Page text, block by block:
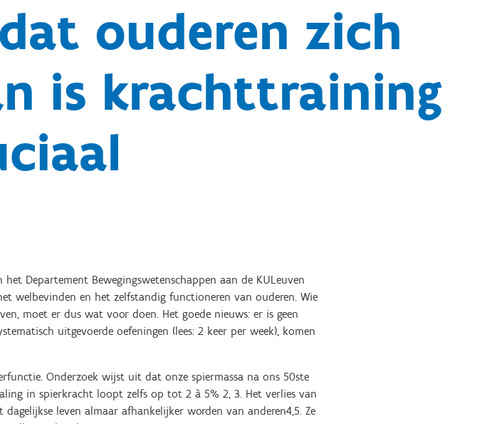
ouderen zich
is krachttraining
Departement Bewegingswetenschappen aan de KULeuven
welbevinden en het zelfstandig functioneren van ouderen. Wie
moet er dus wat voor doen. Het goede nieuws: er is geen
uitgevoerde oefeningen (lees: 2 keer per week), komen
Onderzoek wijst uit dat onze spiermassa na ons 50ste
in spierkracht loopt zelfs op tot 2 à 5% 2, 3. Het verlies van
leven almaar afhankelijker worden van anderen4,5. Ze